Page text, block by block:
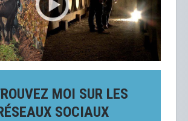
MOI SUR LES
SOCIAUX